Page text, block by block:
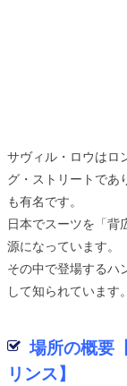
サヴィル・ロウはロ
グ・ストリートであ
も有名です。
日本でスーツを「背
源になっています。
その中で登場するハ
して知られています。
場所の概要
リンス】